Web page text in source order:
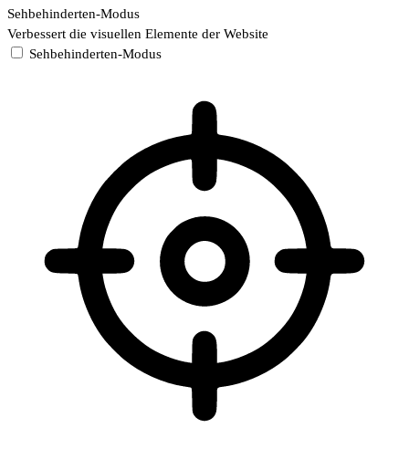
Sehbehinderten-Modus
Verbessert die visuellen Elemente der Website
Sehbehinderten-Modus